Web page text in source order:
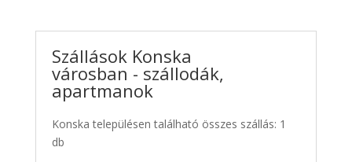
Szállások Konska
városban - szállodák,
apartmanok
Konska településen található összes szállás: 1
db